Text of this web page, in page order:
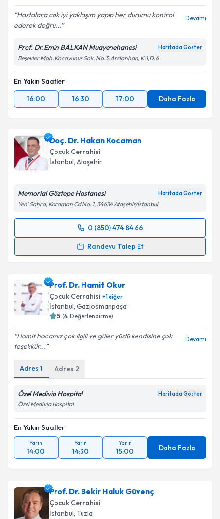
Hastalara cok iyi yaklaşım yapıp her durumu kontrol
ederek doğru...
Devamı
Prof. Dr.Emin BALKAN Muayenehanesi Haritada Göster
Beşevler Mah. Kocayunus Sok. No:3, Arslanhan, K:1,D:6
En Yakın Saatler
16:00
16:30 17:00 Daha Fazla
Doç. Dr. Hakan Kocaman
Çocuk Cerrahisi
İstanbul, Ataşehir
Memorial Göztepe Hastanesi Haritada Göster
Yeni Sahra, Karaman Cd No: 1, 34634 Ataşehir/İstanbul
0 (850) 474 84 66
Randevu Talep Et
Randevu Takvimi Talebi
takvim hazırlandığında e-posta ile bilgilendireceğiz.
E-posta Adresiniz
kapsamda işlenmesini kabul ediyorum.
Prof. Dr. Hamit Okur
Çocuk Cerrahisi +1diğer
İstanbul, Gaziosmanpaşa
5 (4 Değerlendirme)
Hamit hocamız çok ilgili ve güler yüzlü kendisine çok
teşekkür...
Devamı
Adres 1 Adres 2
Özel Medivia Hospital Haritada Göster
Özel Medivia Hospital
En Yakın Saatler
Yarın
14:00
Yarın
14:30
Yarın
15:00 Daha Fazla
Prof. Dr. Bekir Haluk Güvenç
Çocuk Cerrahisi
İstanbul, Tuzla